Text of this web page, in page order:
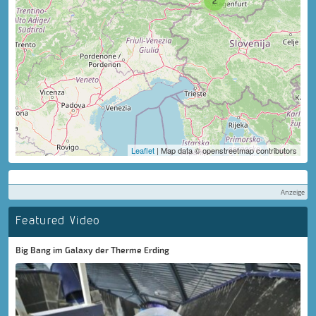
Leaflet | Map data © openstreetmap contributors
Anzeige
Featured Video
Big Bang im Galaxy der Therme Erding